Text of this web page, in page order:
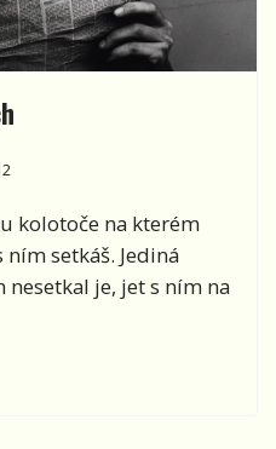
kolotoče na kterém
ním setkáš. Jediná
nesetkal je, jet s ním na